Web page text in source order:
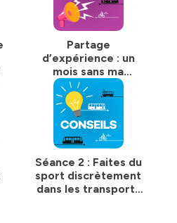
Partage
d’expérience : un
mois sans ma
voiture avec Rémi !
Séance 2 : Faites du
sport discrètement
dans les transports